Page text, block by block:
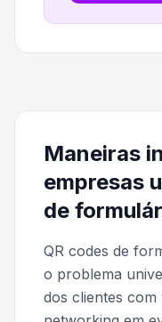
Maneiras
empresas
de
QR codes de
o problema
dos clientes com